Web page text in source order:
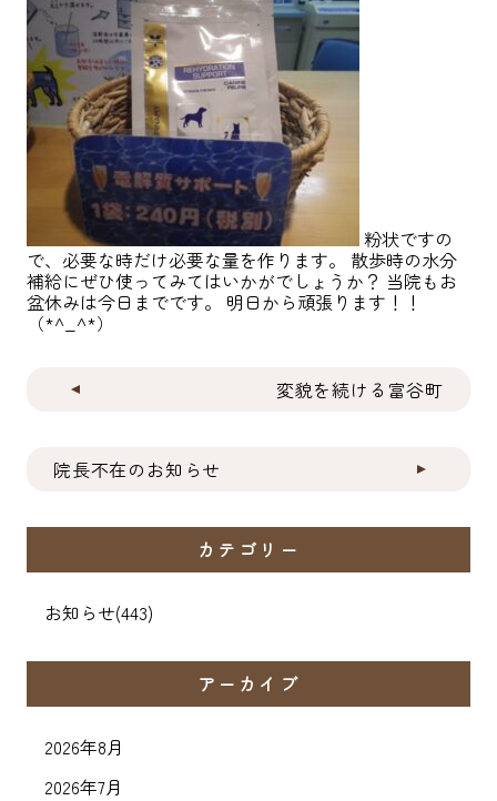
粉状ですの
で、必要な時だけ必要な量を作ります。 散歩時の水分
補給にぜひ使ってみてはいかがでしょうか？ 当院もお
盆休みは今日までです。 明日から頑張ります！！
（*^_^*）
変貌を続ける富谷町
院長不在のお知らせ
カテゴリー
お知らせ(443)
アーカイブ
2026年8月
2026年7月